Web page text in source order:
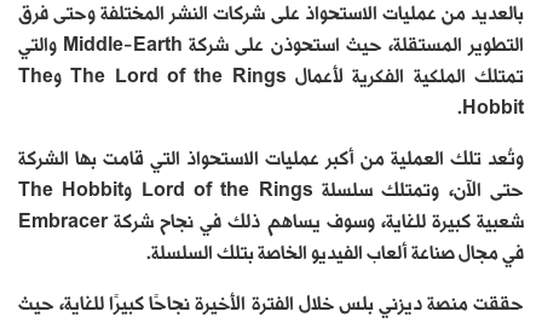
بالعديد من عمليات الاستحواذ على شركات النشر المختلفة وحتى فرق
التطوير المستقلة، حيث استحوذن على شركة Middle-Earth والتي
تمتلك الملكية الفكرية لأعمال The Lord of the Rings وThe
Hobbit.
وتُعد تلك العملية من أكبر عمليات الاستحواذ التي قامت بها الشركة
حتى الآن، وتمتلك سلسلة Lord of the Rings وThe Hobbit
شعبية كبيرة للغاية، وسوف يساهم ذلك في نجاح شركة Embracer
في مجال صناعة ألعاب الفيديو الخاصة بتلك السلسلة.
حققت منصة ديزني بلس خلال الفترة الأخيرة نجاحًا كبيرًا للغاية، حيث